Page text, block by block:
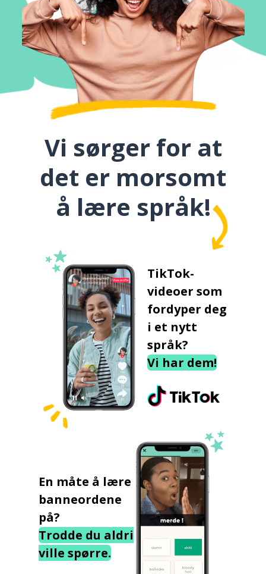
Vi sørger for at
det er morsomt
å lære språk!
TikTok-
videoer som
fordyper deg
i et nytt
språk?
Vi har dem!
En måte å lære
banneordene
på?
Trodde du aldri
ville spørre.